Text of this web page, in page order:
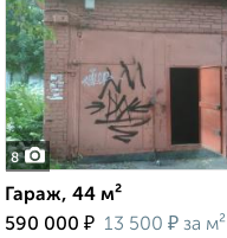
8
Гараж, 44 м²
590 000 ₽ 13 500 ₽ за м²